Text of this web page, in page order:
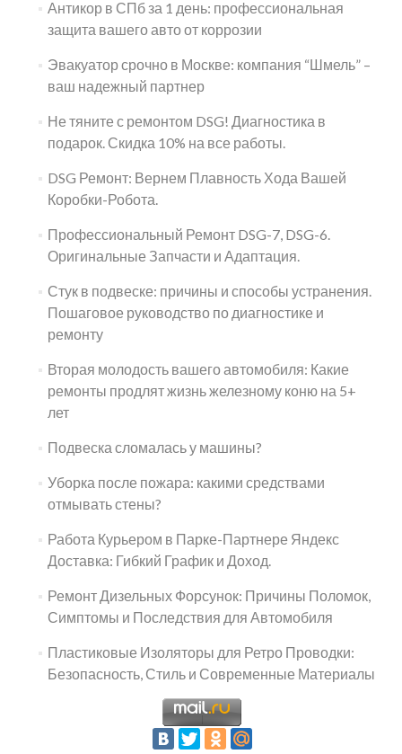
Антикор в СПб за 1 день: профессиональная
защита вашего авто от коррозии
Эвакуатор срочно в Москве: компания “Шмель” –
ваш надежный партнер
Не тяните с ремонтом DSG! Диагностика в
подарок. Скидка 10% на все работы.
DSG Ремонт: Вернем Плавность Хода Вашей
Коробки-Робота.
Профессиональный Ремонт DSG-7, DSG-6.
Оригинальные Запчасти и Адаптация.
Стук в подвеске: причины и способы устранения.
Пошаговое руководство по диагностике и
ремонту
Вторая молодость вашего автомобиля: Какие
ремонты продлят жизнь железному коню на 5+
лет
Подвеска сломалась у машины?
Уборка после пожара: какими средствами
отмывать стены?
Работа Курьером в Парке-Партнере Яндекс
Доставка: Гибкий График и Доход.
Ремонт Дизельных Форсунок: Причины Поломок,
Симптомы и Последствия для Автомобиля
Пластиковые Изоляторы для Ретро Проводки:
Безопасность, Стиль и Современные Материалы